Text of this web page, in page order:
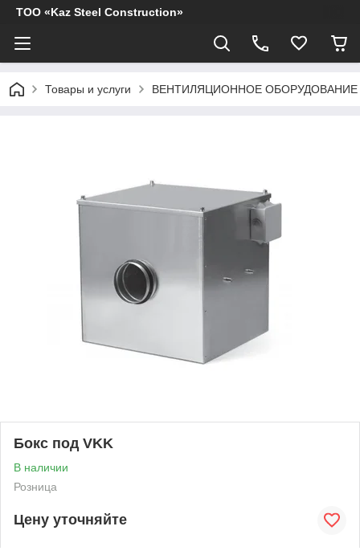
ТОО «Kaz Steel Construction»
Товары и услуги ВЕНТИЛЯЦИОННОЕ ОБОРУДОВАНИЕ
Бокс под VKK
В наличии
Розница
Цену уточняйте